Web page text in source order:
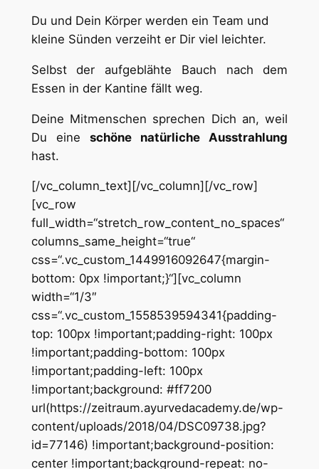
Du und Dein Körper werden ein Team und
kleine Sünden verzeiht er Dir viel leichter.
Selbst der aufgeblähte Bauch nach dem
Essen in der Kantine fällt weg.
Deine Mitmenschen sprechen Dich an, weil
Du eine schöne natürliche Ausstrahlung
hast.
[/vc_column_text][/vc_column][/vc_row]
[vc_row
full_width=“stretch_row_content_no_spaces“
columns_same_height=“true“
css=“.vc_custom_1449916092647{margin-
bottom: 0px !important;}“][vc_column
width=“1/3″
css=“.vc_custom_1558539594341{padding-
top: 100px !important;padding-right: 100px
!important;padding-bottom: 100px
!important;padding-left: 100px
!important;background: #ff7200
url(https://zeitraum.ayurvedacademy.de/wp-
content/uploads/2018/04/DSC09738.jpg?
id=77146) !important;background-position:
center !important;background-repeat: no-